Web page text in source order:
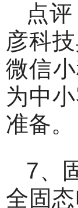
点
彦科
微信
为中
准备。
7、
全固